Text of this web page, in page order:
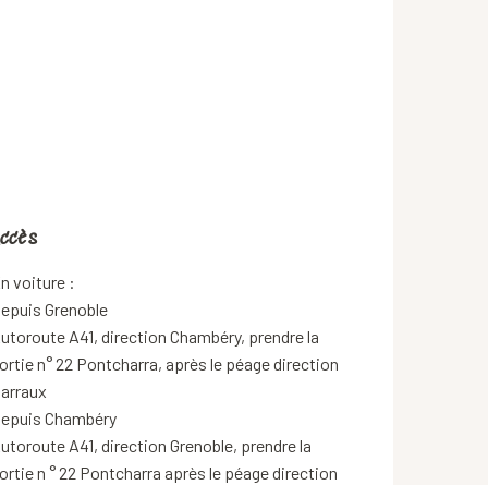
voiture :
Grenoble
A41, direction Chambéry, prendre la
n° 22 Pontcharra, après le péage direction
Chambéry
A41, direction Grenoble, prendre la
n ° 22 Pontcharra après le péage direction